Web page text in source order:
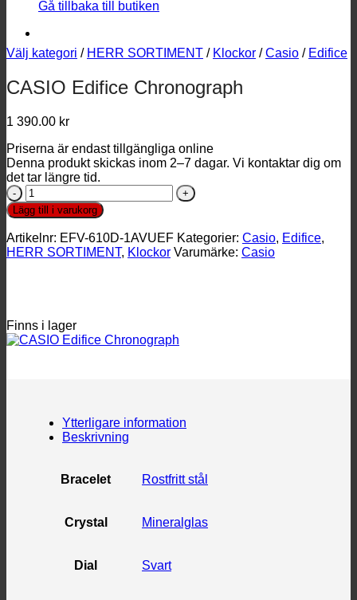
Gå tillbaka till butiken
Välj kategori / HERR SORTIMENT / Klockor / Casio / Edifice
CASIO Edifice Chronograph
1 390.00 kr
Priserna är endast tillgängliga online
Denna produkt skickas inom 2–7 dagar. Vi kontaktar dig om
det tar längre tid.
CASIO
Edifice
Chronograph
mängd
Lägg till i varukorg
Artikelnr: EFV-610D-1AVUEF Kategorier: Casio, Edifice,
HERR SORTIMENT, Klockor Varumärke: Casio
Finns i lager
Ytterligare information
Beskrivning
Bracelet Rostfritt stål
Crystal Mineralglas
Dial Svart